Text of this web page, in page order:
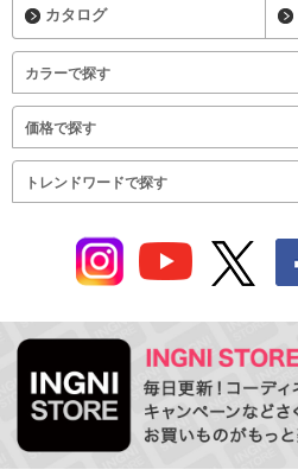
カタログ
カラーで探す
価格で探す
トレンドワードで探す